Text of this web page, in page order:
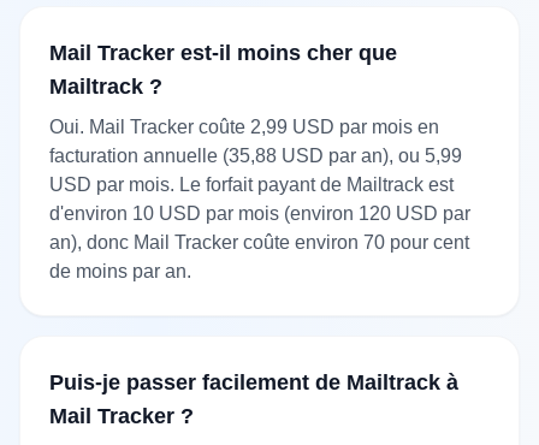
Mail Tracker est-il moins cher que
Mailtrack ?
Oui. Mail Tracker coûte 2,99 USD par mois en
facturation annuelle (35,88 USD par an), ou 5,99
USD par mois. Le forfait payant de Mailtrack est
d'environ 10 USD par mois (environ 120 USD par
an), donc Mail Tracker coûte environ 70 pour cent
de moins par an.
Puis-je passer facilement de Mailtrack à
Mail Tracker ?